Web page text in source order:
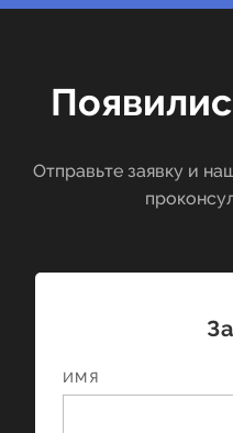
Отправьте заявку и
ИМЯ